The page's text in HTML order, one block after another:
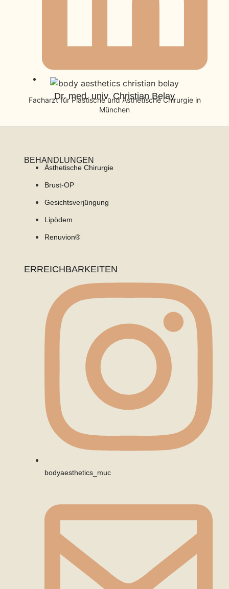
Dr. med. univ. Christian Belay
Facharzt für Plastische und Ästhetische Chirurgie in
München
BEHANDLUNGEN
Ästhetische Chirurgie
Brust-OP
Gesichtsverjüngung
Lipödem
Renuvion®
ERREICHBARKEITEN
bodyaesthetics_muc